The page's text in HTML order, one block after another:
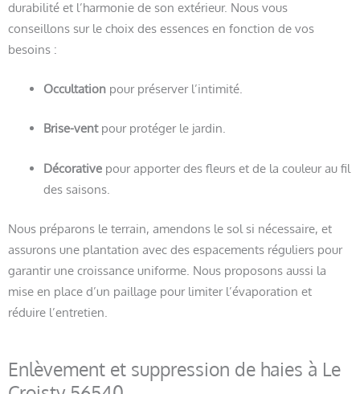
durabilité et l’harmonie de son extérieur. Nous vous
conseillons sur le choix des essences en fonction de vos
besoins :
Occultationpour préserver l’intimité.
Brise-ventpour protéger le jardin.
Décorativepour apporter des fleurs et de la couleur au fil
des saisons.
Nous préparons le terrain, amendons le sol si nécessaire, et
assurons une plantation avec des espacements réguliers pour
garantir une croissance uniforme. Nous proposons aussi la
mise en place d’un paillage pour limiter l’évaporation et
réduire l’entretien.
Enlèvement et suppression de haies à Le